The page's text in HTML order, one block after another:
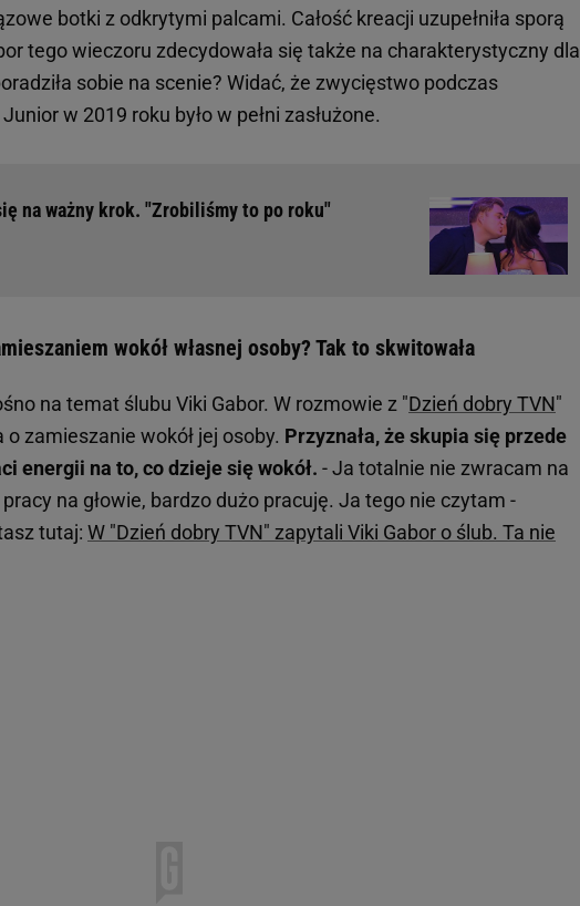
botki z odkrytymi palcami. Całość kreacji uzupełniła sporą
tego wieczoru zdecydowała się także na charakterystyczny dla
sobie na scenie? Widać, że zwycięstwo podczas
Junior w 2019 roku było w pełni zasłużone.
na ważny krok. "Zrobiliśmy to po roku"
wokół własnej osoby? Tak to skwitowała
na temat ślubu Viki Gabor. W rozmowie z "Dzień dobry TVN"
zamieszanie wokół jej osoby. Przyznała, że skupia się przede
energii na to, co dzieje się wokół. - Ja totalnie nie zwracam na
na głowie, bardzo dużo pracuję. Ja tego nie czytam -
tutaj: W "Dzień dobry TVN" zapytali Viki Gabor o ślub. Ta nie